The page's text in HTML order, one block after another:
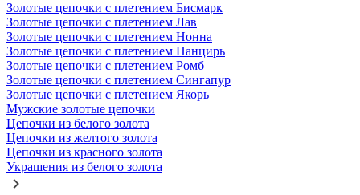
Золотые цепочки с плетением Бисмарк
Золотые цепочки с плетением Лав
Золотые цепочки с плетением Нонна
Золотые цепочки с плетением Панцирь
Золотые цепочки с плетением Ромб
Золотые цепочки с плетением Сингапур
Золотые цепочки с плетением Якорь
Мужские золотые цепочки
Цепочки из белого золота
Цепочки из желтого золота
Цепочки из красного золота
Украшения из белого золота